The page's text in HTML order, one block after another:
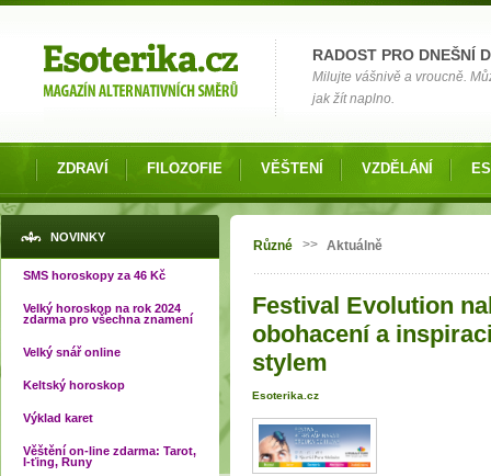
RADOST PRO DNEŠNÍ
Milujte vášnivě a vroucně.
jak žít naplno.
ZDRAVÍ FILOZOFIE VĚŠTENÍ VZDĚLÁNÍ
NOVINKY
SMS horoskopy za 46 Kč
Velký horoskop na rok 2024
zdarma pro všechna znamení
Velký snář online
Keltský horoskop
Výklad karet
Věštění on-line zdarma: Tarot,
I-ťing, Runy
Jste zde
Různé >> Aktuálně
Festival Evolution
obohacení a
stylem
Esoterika.cz